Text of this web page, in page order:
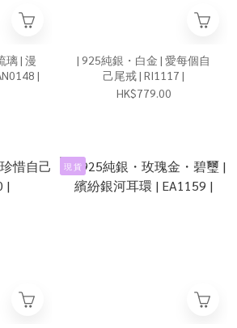
璃 | 漫
|
| 925純銀・白金 | 愛每個自
己尾戒 | RI1117 |
HK$779.00
現 貨